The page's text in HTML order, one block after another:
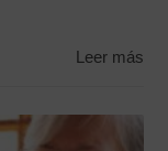
Leer más